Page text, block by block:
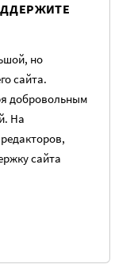
но
сайта.
добровольным
На
сайта